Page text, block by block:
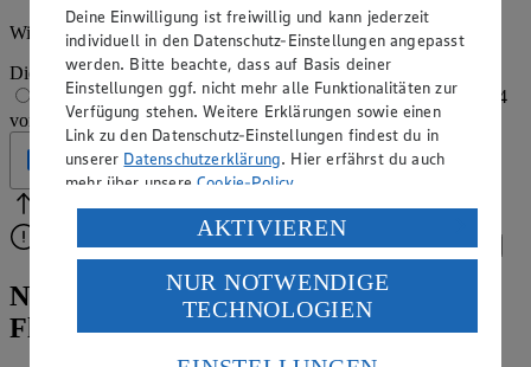
Wie hat es dir geschmeckt?
Die Bewertung wird automatisch gespeichert
1 von 5 Sternen
2 von 5 Sternen 3 von 5 Sternen
4
von 5 Sternen
5 von 5 Sternen
Geprüft
Bitte Pfeile benutzen
Vielen Dank für deine Bewertung.
Bitte wähle eine Bewertung aus, um fortzufahren. Bewerten
Nicht nur zur Weihnachtszeit beliebt:
Florentiner-Rezept
Deine Einwilligung ist freiwillig und kann jederzeit
individuell in den Datenschutz-Einstellungen angepasst
werden. Bitte beachte, dass auf Basis deiner
Einstellungen ggf. nicht mehr alle Funktionalitäten zur
Verfügung stehen. Weitere Erklärungen sowie einen
Link zu den Datenschutz-Einstellungen findest du in
unserer Datenschutzerklärung. Hier erfährst du auch
mehr über unsereCookie-Policy.
Verarbeitung deiner personenbezogenen Daten in den
USA durch Facebook und YouTube:
Wenn du auf „Aktivieren“ klickst, willigst du im Sinne
des Art. 49 Abs. 1 Satz 1 lit. a) DSGVO ein, dass deine
Daten in den USA verarbeitet werden. Der EuGH sieht
die USA als Land mit einem nach europäischen
AKTIVIEREN
NUR NOTWENDIGE
TECHNOLOGIEN